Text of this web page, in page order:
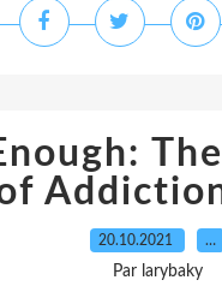
20.10.2021 …
Par larybaky